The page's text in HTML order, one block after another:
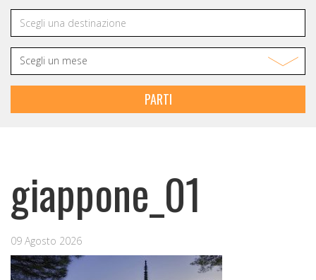
PARTI
giappone_01
09 Agosto 2026